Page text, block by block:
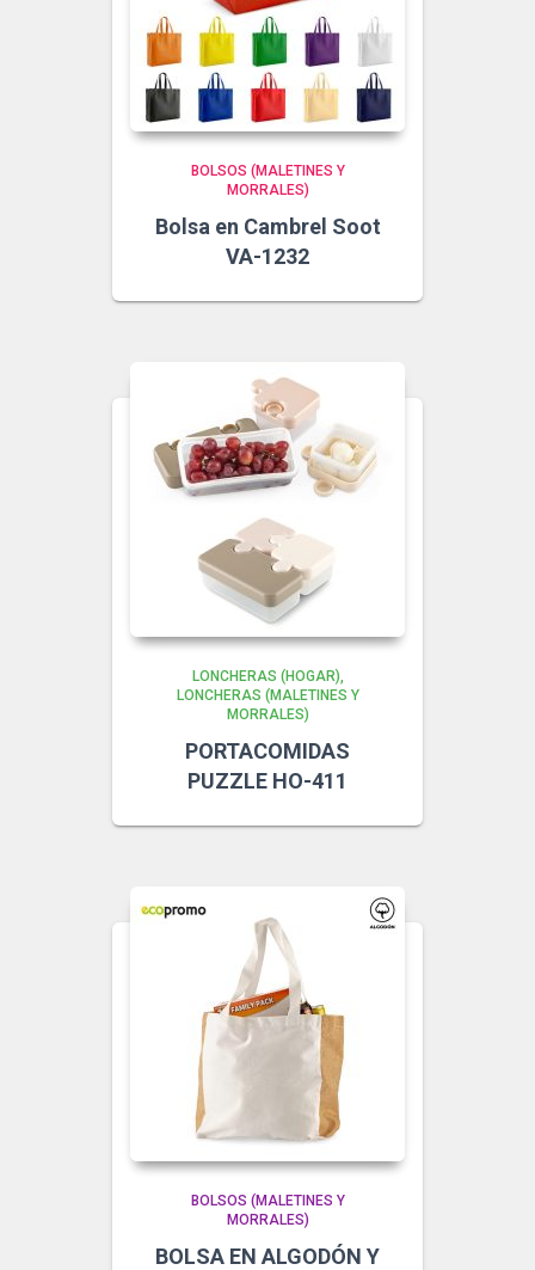
BOLSOS (MALETINES Y
MORRALES)
Bolsa en Cambrel Soot
VA-1232
LONCHERAS (HOGAR)
LONCHERAS (MALETINES Y
MORRALES)
PORTACOMIDAS
PUZZLE HO-411
BOLSOS (MALETINES Y
MORRALES)
BOLSA EN ALGODÓN Y